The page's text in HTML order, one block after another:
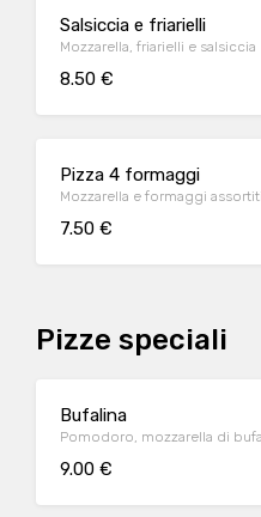
Salsiccia e friarielli
Mozzarella, friarielli e salsiccia
8.50 €
Pizza 4 formaggi
Mozzarella e formaggi assortiti
7.50 €
Pizze speciali
Bufalina
Pomodoro, mozzarella di
9.00 €